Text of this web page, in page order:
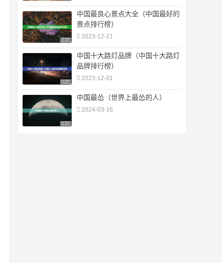
中国最良心景点大全（中国最好的
景点排行榜）
2023-12-21
中国十大路灯品牌（中国十大路灯
品牌排行榜）
2023-12-01
中国最怂（世界上最怂的人）
2024-03-16